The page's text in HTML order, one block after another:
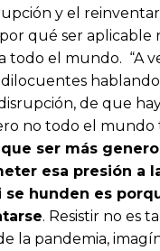
y el
qué ser aplicable
todo el mundo. “A
de que
no todo el mundo
que ser más
esa presión a
hunden es
. Resistir no es
la pandemia,